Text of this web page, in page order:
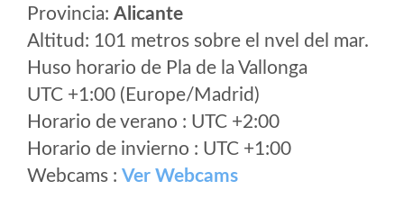
Provincia: Alicante
Altitud: 101 metros sobre el nvel del mar.
Huso horario de Pla de la Vallonga
UTC +1:00 (Europe/Madrid)
Horario de verano : UTC +2:00
Horario de invierno : UTC +1:00
Webcams : Ver Webcams